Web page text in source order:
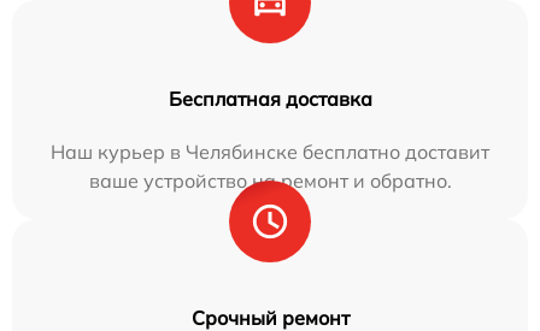
Бесплатная доставка
Наш курьер в Челябинске бесплатно доставит
ваше устройство на ремонт и обратно.
Срочный ремонт